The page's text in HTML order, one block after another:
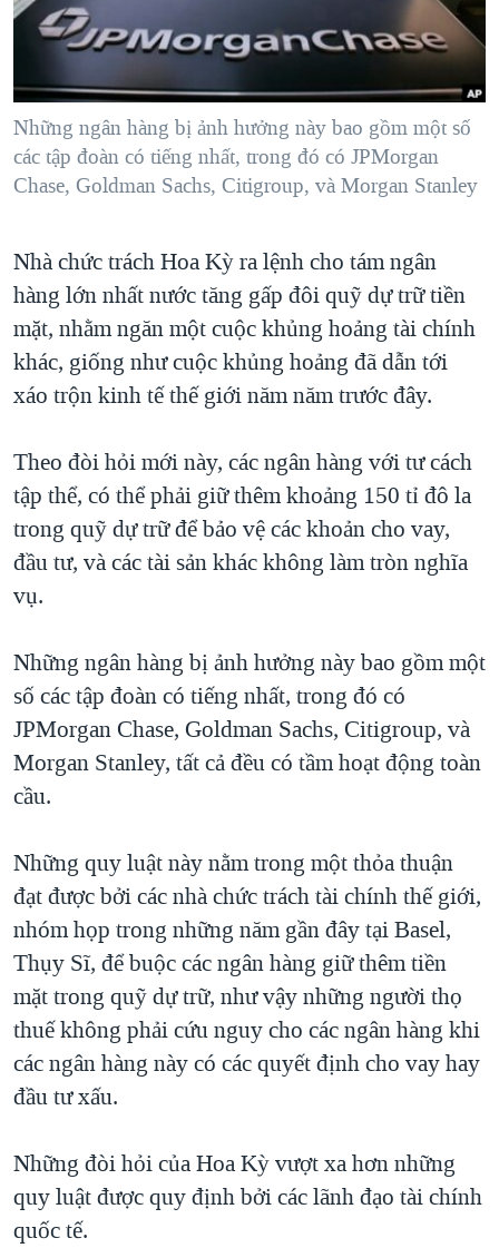
"Tìm"NGƯỜI VIỆT HẢI NGOẠI
KINH TẾ
KHOA HỌC
SỨC KHOẺ
THỂ THAO
GIÁO DỤC
TẠI
HÀNH TRÌNH BẦU CỬ 2024
MỘT NĂM CHIẾN TRANH TẠI DẢI GAZA
GIẢI MÃ VÀNH ĐAI & CON ĐƯỜNG
NGÀY TỊ NẠN THẾ GIỚI
CHI PHÍ CHIẾN TRANH AFGHANISTAN
CÁC GIÁ TRỊ CỘNG HÒA Ở VIỆT NAM
THƯỢNG ĐỈNH TRUMP-KIM TẠI VIỆT NAM
TRỊNH VĨNH BÌNH VS. CHÍNH PHỦ VIỆT NAM
BÊN KIA QUỐC LỘ: TIẾNG VỌNG TỪ NÔNG THÔN MỸ
QUAN HỆ VIỆT MỸ
VIDEO
MẠNG XÃ HỘI
Những ngân hàng bị ảnh hưởng này bao gồm một số
các tập đoàn có tiếng nhất, trong đó có JPMorgan
Chase, Goldman Sachs, Citigroup, và Morgan Stanley
Nhà chức trách Hoa Kỳ ra lệnh cho tám ngân
hàng lớn nhất nước tăng gấp đôi quỹ dự trữ tiền
mặt, nhằm ngăn một cuộc khủng hoảng tài chính
khác, giống như cuộc khủng hoảng đã dẫn tới
xáo trộn kinh tế thế giới năm năm trước đây.
Theo đòi hỏi mới này, các ngân hàng với tư cách
tập thể, có thể phải giữ thêm khoảng 150 tỉ đô la
trong quỹ dự trữ để bảo vệ các khoản cho vay,
đầu tư, và các tài sản khác không làm tròn nghĩa
vụ.
Những ngân hàng bị ảnh hưởng này bao gồm một
số các tập đoàn có tiếng nhất, trong đó có
JPMorgan Chase, Goldman Sachs, Citigroup, và
Morgan Stanley, tất cả đều có tầm hoạt động toàn
cầu.
Những quy luật này nằm trong một thỏa thuận
đạt được bởi các nhà chức trách tài chính thế giới,
nhóm họp trong những năm gần đây tại Basel,
Thụy Sĩ, để buộc các ngân hàng giữ thêm tiền
mặt trong quỹ dự trữ, như vậy những người thọ
thuế không phải cứu nguy cho các ngân hàng khi
các ngân hàng này có các quyết định cho vay hay
đầu tư xấu.
Những đòi hỏi của Hoa Kỳ vượt xa hơn những
quy luật được quy định bởi các lãnh đạo tài chính
quốc tế.